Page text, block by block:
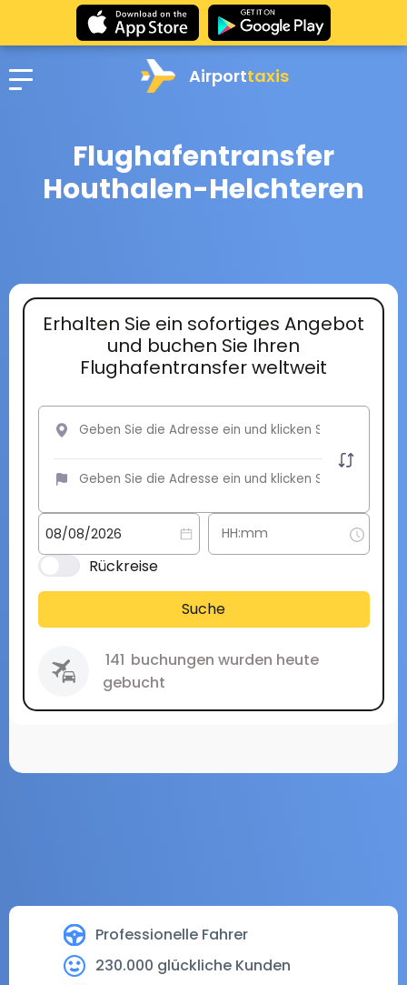
Airporttaxis
Flughafentransfer
Houthalen-Helchteren
Professionelle Fahrer
230.000 glückliche Kunden
Erhalten Sie ein sofortiges Angebot
und buchen Sie Ihren
Flughafentransfer weltweit
Rückreise
Suche
141 buchungen wurden heute
gebucht